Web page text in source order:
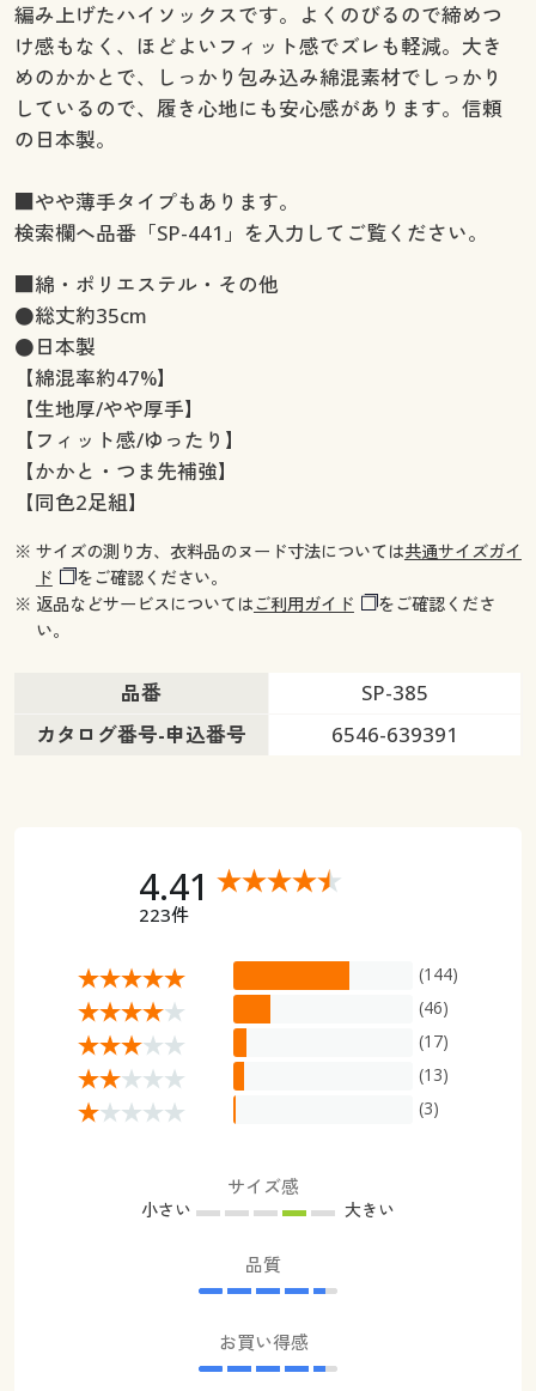
編み上げたハイソックスです。よくのびるので締めつ
け感もなく、ほどよいフィット感でズレも軽減。大き
めのかかとで、しっかり包み込み綿混素材でしっかり
しているので、履き心地にも安心感があります。信頼
の日本製。
■やや薄手タイプもあります。
検索欄へ品番「SP-441」を入力してご覧ください。
■綿・ポリエステル・その他
●総丈約35cm
●日本製
【綿混率約47%】
【生地厚/やや厚手】
【フィット感/ゆったり】
【かかと・つま先補強】
【同色2足組】
※ サイズの測り方、衣料品のヌード寸法については共通サイズガイ
ド
をご確認ください。
※ 返品などサービスについてはご利用ガイド
をご確認くださ
い。
品番
SP-385
カタログ番号-申込番号
6546-639391
4.41
223件
(144)
(46)
(17)
(13)
(3)
サイズ感
小さい 大きい
品質
お買い得感